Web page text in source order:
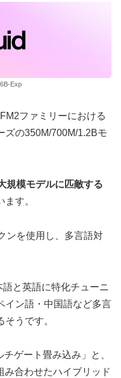
Exp
ファミリーにおける
ズの350M/700M/1.2Bモ
規模モデルに匹敵する
ます。
ンを使用し、多言語対
と英語に特化チューニ
イン語・中国語など多言
うです。
ゲート畳み込み」と、
み合わせたハイブリッド